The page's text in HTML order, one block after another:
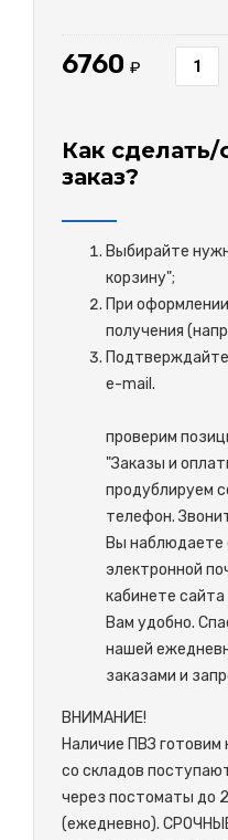
6760 ₽
Как сделать/
заказ?
Выбирайте
корзину";
При
получения
e-
проверим
"Заказы и
продублируем
телефон.
Вы наблюдаете
электронной
кабинете
Вам удобно.
нашей
заказами и
ВНИМАНИЕ!
Наличие ПВЗ
со складов
через постоматы до
(ежедневно).